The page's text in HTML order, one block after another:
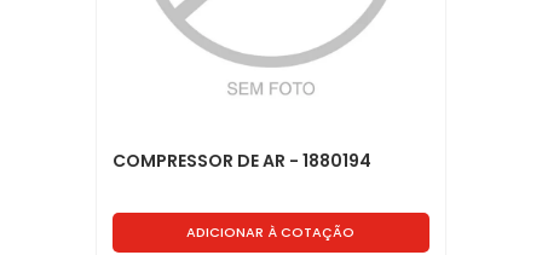
COMPRESSOR DE AR - 1880194
ADICIONAR À COTAÇÃO